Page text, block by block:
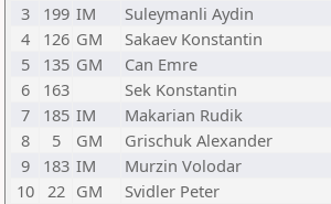
3
199 IM Suleymanli Aydin
4
126 GM Sakaev Konstantin
5
135 GM Can Emre
6
163 Sek Konstantin
7
185 IM Makarian Rudik
8
5 GM Grischuk Alexander
9
183 IM Murzin Volodar
10 22 GM Svidler Peter